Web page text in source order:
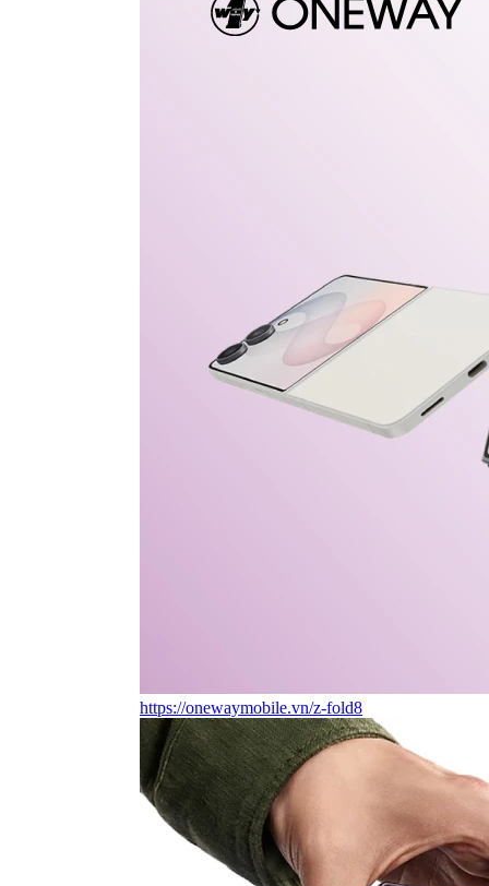
https://onewaymobile.vn/z-fold8